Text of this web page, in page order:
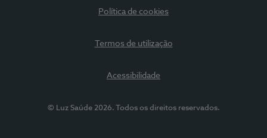
Política de cookies
Termos de utilização
Acessibilidade
© Luz Saúde 2026. Todos os direitos reservados.